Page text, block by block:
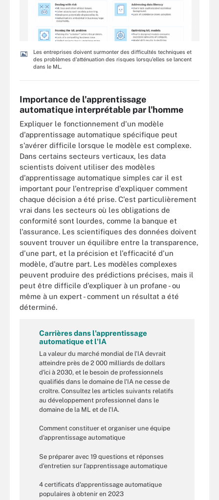
Les entreprises doivent surmonter des difficultés techniques et
des problèmes d'atténuation des risques lorsqu'elles se lancent
dans le ML.
Importance de l'apprentissage
automatique interprétable par l'homme
Expliquer le fonctionnement d'un modèle
d'apprentissage automatique spécifique peut
s'avérer difficile lorsque le modèle est complexe.
Dans certains secteurs verticaux, les data
scientists doivent utiliser des modèles
d'apprentissage automatique simples car il est
important pour l'entreprise d'expliquer comment
chaque décision a été prise. C'est particulièrement
vrai dans les secteurs où les obligations de
conformité sont lourdes, comme la banque et
l'assurance. Les scientifiques des données doivent
souvent trouver un équilibre entre la transparence,
d'une part, et la précision et l'efficacité d'un
modèle, d'autre part. Les modèles complexes
peuvent produire des prédictions précises, mais il
peut être difficile d'expliquer à un profane - ou
même à un expert - comment un résultat a été
déterminé.
Carrières dans l'apprentissage
automatique et l'IA
La valeur du marché mondial de l'IA devrait
atteindre près de 2 000 milliards de dollars
d'ici à 2030, et le besoin de professionnels
qualifiés dans le domaine de l'IA ne cesse de
croître. Consultez les articles suivants relatifs
au développement professionnel dans le
domaine de la ML et de l'IA.
Comment constituer et organiser une équipe
d'apprentissage automatique
Se préparer avec 19 questions et réponses
d'entretien sur l'apprentissage automatique
4 certificats d'apprentissage automatique
populaires à obtenir en 2023